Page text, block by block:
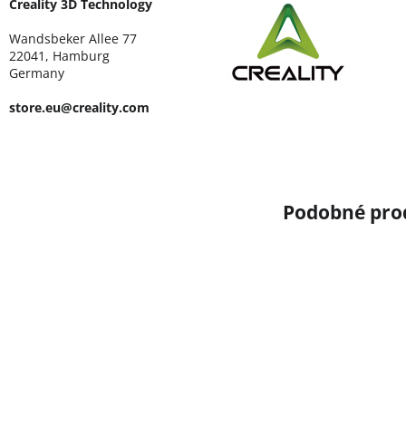
Creality 3D Technology
Wandsbeker Allee 77
22041, Hamburg
Germany
store.eu@creality.com